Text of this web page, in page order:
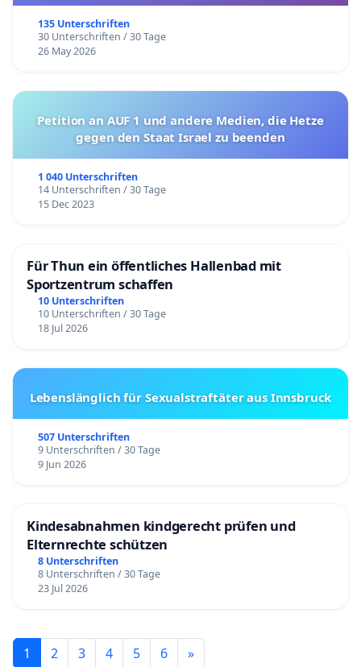
135 Unterschriften
30 Unterschriften / 30 Tage
26 May 2026
Petition an AUF 1 und andere Medien, die Hetze
gegen den Staat Israel zu beenden
1 040 Unterschriften
14 Unterschriften / 30 Tage
15 Dec 2023
Für Thun ein öffentliches Hallenbad mit
Sportzentrum schaffen
10 Unterschriften
10 Unterschriften / 30 Tage
18 Jul 2026
Lebenslänglich für Sexualstraftäter aus Innsbruck
507 Unterschriften
9 Unterschriften / 30 Tage
9 Jun 2026
Kindesabnahmen kindgerecht prüfen und
Elternrechte schützen
8 Unterschriften
8 Unterschriften / 30 Tage
23 Jul 2026
1 2 3 4 5 6 »